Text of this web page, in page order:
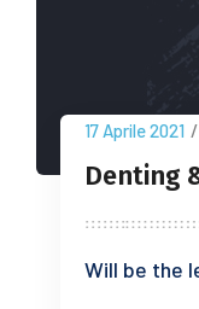
17 Aprile 2021 /
Denting
Will be the